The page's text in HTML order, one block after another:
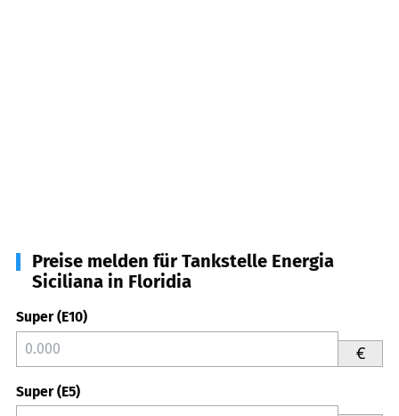
Preise melden für Tankstelle Energia
Siciliana in Floridia
Super (E10)
€
Super (E5)